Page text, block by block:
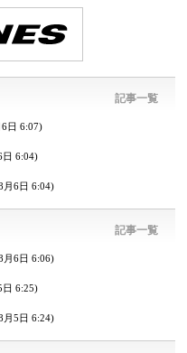
記事一覧
日 6:07)
日 6:04)
月6日 6:04)
記事一覧
月6日 6:06)
日 6:25)
月5日 6:24)